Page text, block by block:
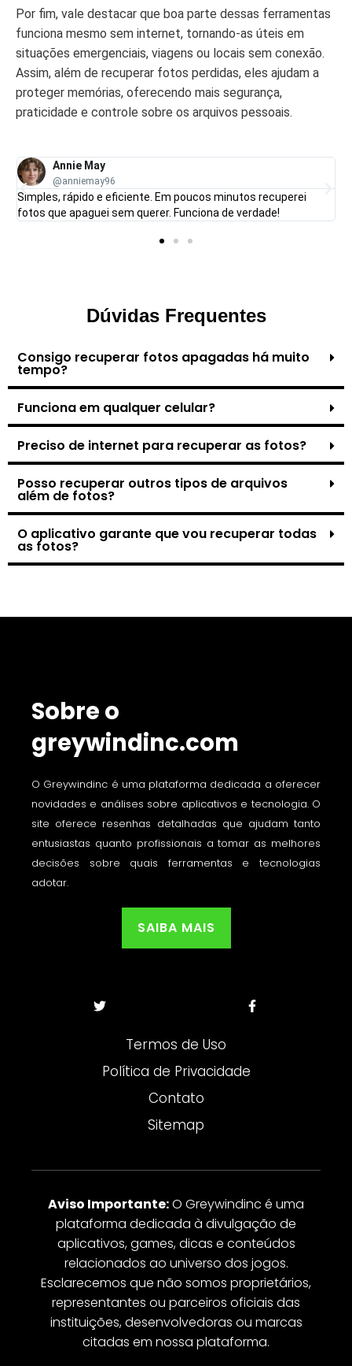
Por fim, vale destacar que boa parte dessas ferramentas
funciona mesmo sem internet, tornando-as úteis em
situações emergenciais, viagens ou locais sem conexão.
Assim, além de recuperar fotos perdidas, eles ajudam a
proteger memórias, oferecendo mais segurança,
praticidade e controle sobre os arquivos pessoais.
Annie May
@anniemay96
Simples, rápido e eficiente. Em poucos minutos recuperei
fotos que apaguei sem querer. Funciona de verdade!
Dúvidas Frequentes
Consigo recuperar fotos apagadas há muito
tempo?
Funciona em qualquer celular?
Preciso de internet para recuperar as fotos?
Posso recuperar outros tipos de arquivos
além de fotos?
O aplicativo garante que vou recuperar todas
as fotos?
Sobre o
greywindinc.com
O Greywindinc é uma plataforma dedicada a oferecer
novidades e análises sobre aplicativos e tecnologia. O
site oferece resenhas detalhadas que ajudam tanto
entusiastas quanto profissionais a tomar as melhores
decisões sobre quais ferramentas e tecnologias
adotar.
SAIBA MAIS
Termos de Uso
Política de Privacidade
Contato
Sitemap
Aviso Importante:O Greywindinc é uma
plataforma dedicada à divulgação de
aplicativos, games, dicas e conteúdos
relacionados ao universo dos jogos.
Esclarecemos que não somos proprietários,
representantes ou parceiros oficiais das
instituições, desenvolvedoras ou marcas
citadas em nossa plataforma.